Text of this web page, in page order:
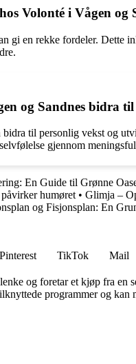
Volonté i Vågen og
gi en rekke fordeler.
og Sandnes bidra
til personlig vekst og
gjennom
En Guide til Grønne
humøret • Glimja –
og Fisjonsplan: En
Pinterest TikTok Mail
og foretar et kjøp fra en
programmer og